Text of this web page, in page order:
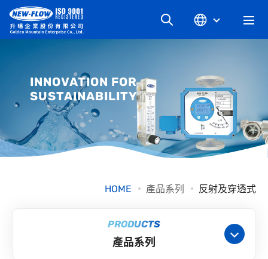
最新消息
知識文章
INNOVATION FOR
SUSTAINABILITY
HOME 產品系列 反射及穿透式
PRODUCTS
產品系列